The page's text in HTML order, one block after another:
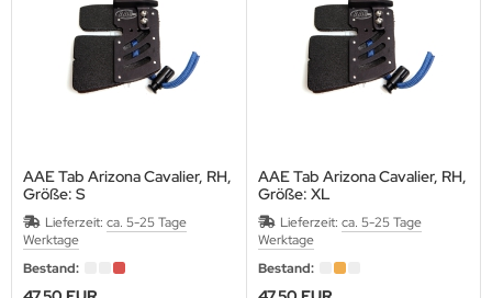
AAE Tab Arizona Cavalier, RH,
Größe: S
Lieferzeit: ca. 5-25 Tage
Werktage
Bestand:
AAE Tab Arizona Cavalier, RH,
Größe: XL
Lieferzeit: ca. 5-25 Tage
Werktage
Bestand:
ARCHERY DESIGNS